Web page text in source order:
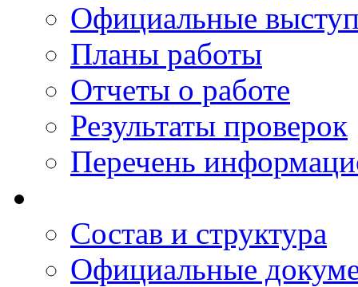
Официальные
Планы работы
Отчеты о работе
Результаты проверок
Перечень
Состав и структура
Официальные